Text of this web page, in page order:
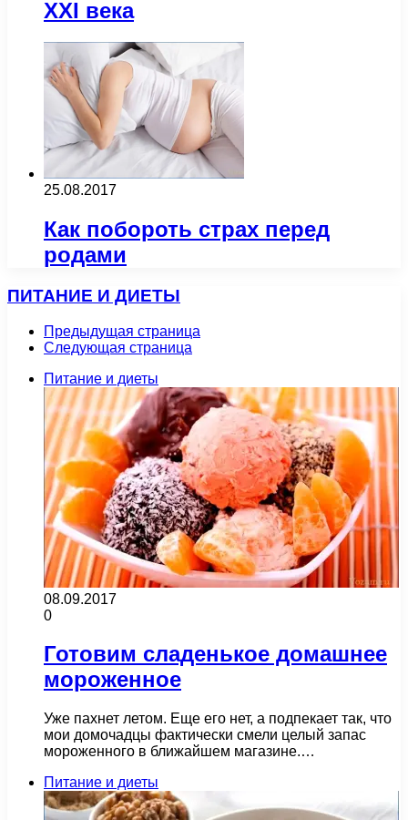
ХХІ века
25.08.2017
Как побороть страх перед
родами
ПИТАНИЕ И ДИЕТЫ
Предыдущая страница
Следующая страница
Питание и диеты
08.09.2017
0
Готовим сладенькое домашнее
мороженное
Уже пахнет летом. Еще его нет, а подпекает так, что
мои домочадцы фактически смели целый запас
мороженного в ближайшем магазине.…
Питание и диеты